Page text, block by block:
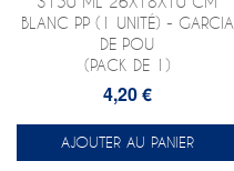
BLANC PP (1 UNITÉ) - GARCIA
DE POU
(PACK DE 1)
4,20 €
AJOUTER AU PANIER